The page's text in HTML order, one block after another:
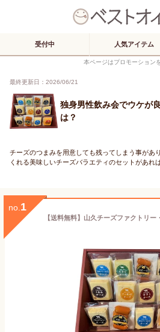
受付中 人気アイテム
本ページはプロモーション
最終更新日：2026/06/21
独身男性飲み会でウケが
は？
チーズのつまみを用意しても残ってしまう事があ
くれる美味しいチーズバラエティのセットがあれ
no. 1